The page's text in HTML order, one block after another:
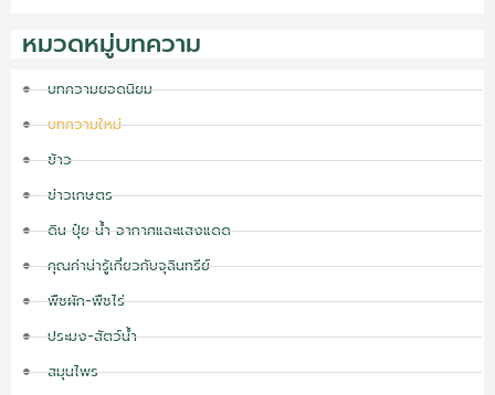
หมวดหมู่บทความ
บทความยอดนิยม
บทความใหม่
ข้าว
ข่าวเกษตร
ดิน ปุ๋ย น้ำ อากาศและแสงแดด
คุณค่าน่ารู้เกี่ยวกับจุลินทรีย์
พืชผัก-พืชไร่
ประมง-สัตว์น้ำ
สมุนไพร